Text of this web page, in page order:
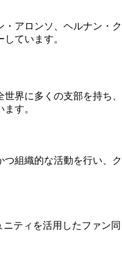
アロンソ、ヘルナン・ク
ています。
界に多くの支部を持ち、
す。
つ組織的な活動を行い、ク
ティを活用したファン同